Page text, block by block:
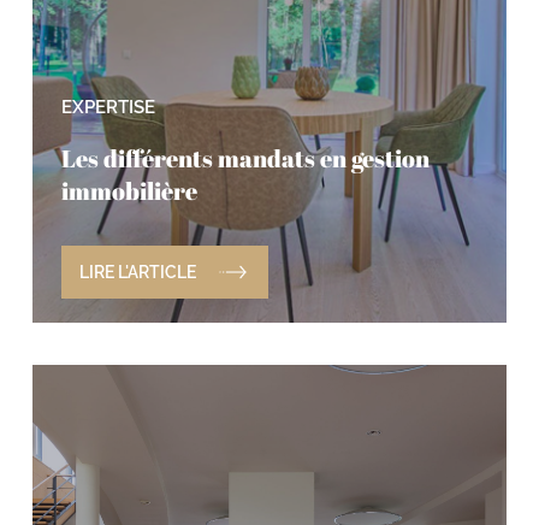
EXPERTISE
Les différents mandats en gestion
immobilière
LIRE L'ARTICLE